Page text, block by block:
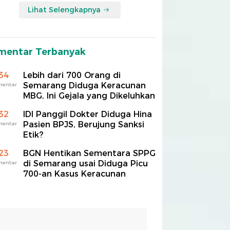
Lihat Selengkapnya
Terbanyak
Lebih dari 700 Orang di
Semarang Diduga Keracunan
MBG, Ini Gejala yang Dikeluhkan
IDI Panggil Dokter Diduga Hina
Pasien BPJS, Berujung Sanksi
Etik?
BGN Hentikan Sementara SPPG
di Semarang usai Diduga Picu
700-an Kasus Keracunan